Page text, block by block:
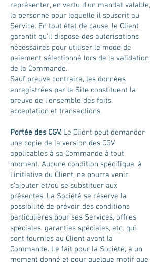
représenter, en vertu d’un mandat valable,
la personne pour laquelle il souscrit au
Service. En tout état de cause, le Client
garantit qu'il dispose des autorisations
nécessaires pour utiliser le mode de
paiement sélectionné lors de la validation
de la Commande.
Sauf preuve contraire, les données
enregistrées par le Site constituent la
preuve de l'ensemble des faits,
acceptation et transactions.
Portée des CGV. Le Client peut demander
une copie de la version des CGV
applicables à sa Commande à tout
moment. Aucune condition spécifique, à
l’initiative du Client, ne pourra venir
s’ajouter et/ou se substituer aux
présentes. La Société se réserve la
possibilité de prévoir des conditions
particulières pour ses Services, offres
spéciales, garanties spéciales, etc. qui
sont fournies au Client avant la
Commande. Le fait pour la Société, à un